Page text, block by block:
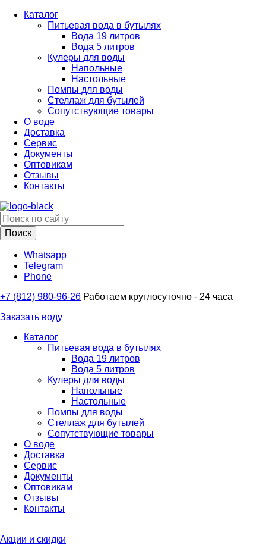
Каталог
Питьевая вода в бутылях
Вода 19 литров
Вода 5 литров
Кулеры для воды
Напольные
Настольные
Помпы для воды
Стеллаж для бутылей
Сопутствующие товары
О воде
Доставка
Сервис
Документы
Оптовикам
Отзывы
Контакты
Whatsapp
Telegram
Phone
+7 (812) 980-96-26 Работаем круглосуточно - 24 часа
Заказать воду
Каталог
Питьевая вода в бутылях
Вода 19 литров
Вода 5 литров
Кулеры для воды
Напольные
Настольные
Помпы для воды
Стеллаж для бутылей
Сопутствующие товары
О воде
Доставка
Сервис
Документы
Оптовикам
Отзывы
Контакты
Акции и скидки